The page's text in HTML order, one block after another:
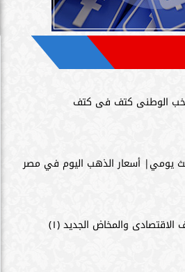
الوطنى كتف فى كتف
يومي| أسعار الذهب اليوم في مصر
الاقتصادى والمخاض الجديد (١)